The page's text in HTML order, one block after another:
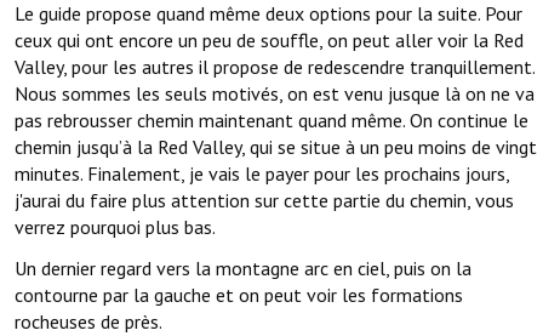
Le guide propose quand même deux options pour la suite. Pour
ceux qui ont encore un peu de souffle, on peut aller voir la Red
Valley, pour les autres il propose de redescendre tranquillement.
Nous sommes les seuls motivés, on est venu jusque là on ne va
pas rebrousser chemin maintenant quand même. On continue le
chemin jusqu’à la Red Valley, qui se situe à un peu moins de vingt
minutes. Finalement, je vais le payer pour les prochains jours,
j'aurai du faire plus attention sur cette partie du chemin, vous
verrez pourquoi plus bas.
Un dernier regard vers la montagne arc en ciel, puis on la
contourne par la gauche et on peut voir les formations
rocheuses de près.